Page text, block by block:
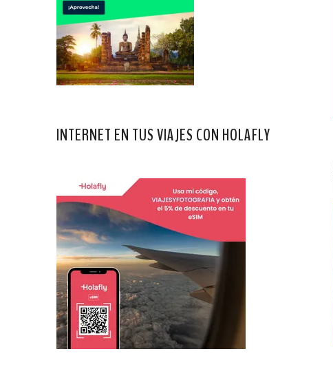
INTERNET EN TUS VIAJES CON HOLAFLY